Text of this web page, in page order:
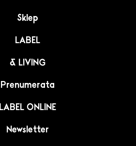
Sklep
LABEL
& LIVING
Prenumerata
LABEL ONLINE
Newsletter